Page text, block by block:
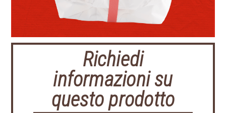
Richiedi
informazioni su
questo prodotto